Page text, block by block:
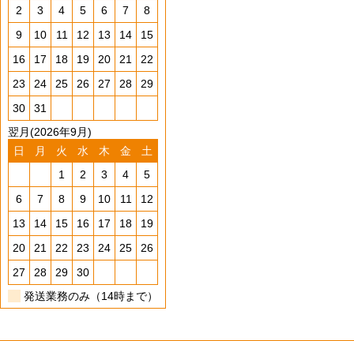
2
3 4 5 6 7
8
9
10 11 12 13 14
15
16
17 18 19 20 21
22
23
24 25 26 27 28
29
30
31
翌月(2026年9月)
日
月 火 水 木 金
土
1
2 3 4
5
6
7 8 9 10 11
12
13
14 15 16 17 18
19
20
21 22 23 24 25
26
27
28 29
30
発送業務のみ（14時まで）